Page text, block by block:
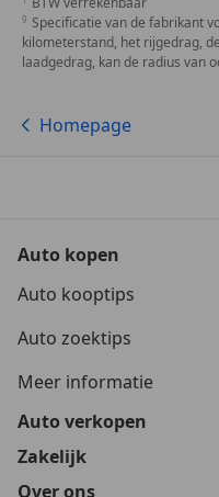
Specificatie van de fabrikant
kilometerstand, het rijgedrag,
laadgedrag, kan de radius van
Homepage
Auto kopen
Auto kooptips
Auto zoektips
Meer informatie
Auto verkopen
Zakelijk
Over ons